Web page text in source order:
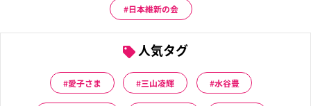
日本維新の会
人気タグ
愛子さま 三山凌輝 水谷豊